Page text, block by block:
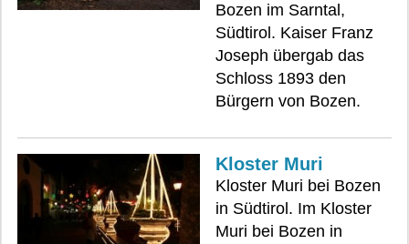
Bozen im Sarntal,
Südtirol. Kaiser Franz
Joseph übergab das
Schloss 1893 den
Bürgern von Bozen.
Kloster Muri
Kloster Muri bei Bozen
in Südtirol. Im Kloster
Muri bei Bozen in